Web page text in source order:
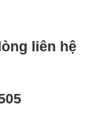
liên hệ